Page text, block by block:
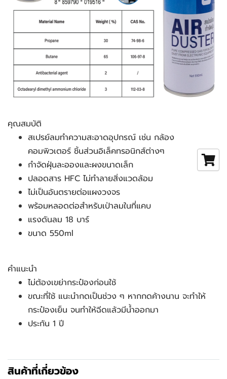
คุณสมบัติ
สเปรย์ลมทำความสะอาดอุปกรณ์ เช่น กล้อง
คอมพิวเตอร์ ชิ้นส่วนอิเล็คทรอนิกส์ต่างๆ
กำจัดฝุ่นละอองและผงขนาดเล็ก
ปลอดสาร HFC ไม่ทำลายสิ่งแวดล้อม
ไม่เป็นอันตรายต่อแผงวงจร
พร้อมหลอดต่อสำหรับเป่าลมในที่แคบ
แรงดันลม 18 บาร์
ขนาด 550ml
คำแนะนำ
ไม่ต้องเขย่ากระป๋องก่อนใช้
ขณะที่ใช้ แนะนำกดเป็นช่วง ๆ หากกดค้างนาน จะทำให้
กระป๋องเย็น จนทำให้ฉีดแล้วมีน้ำออกมา
ประกัน 1 ปี
สินค้าที่เกี่ยวข้อง